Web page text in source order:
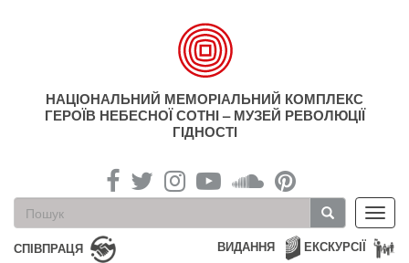
НАЦІОНАЛЬНИЙ МЕМОРІАЛЬНИЙ КОМПЛЕКС
ГЕРОЇВ НЕБЕСНОЇ СОТНІ – МУЗЕЙ РЕВОЛЮЦІЇ
ГІДНОСТІ
Пошукова
форма
Пошук
СПІВПРАЦЯ ЕКСКУРСІЇ
ВИДАННЯ